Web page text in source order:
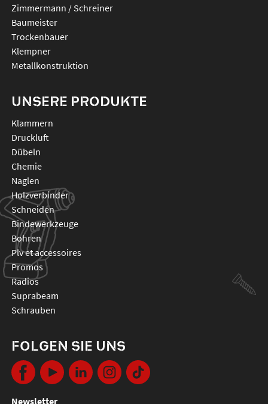
Zimmermann / Schreiner
Baumeister
Trockenbauer
Klempner
Metallkonstruktion
UNSERE PRODUKTE
klammern
druckluft
dübeln
chemie
naglen
holzverbinder
schneiden
bindewerkzeuge
bohren
plv et accessoires
promos
radios
suprabeam
schrauben
FOLGEN SIE UNS
Newsletter